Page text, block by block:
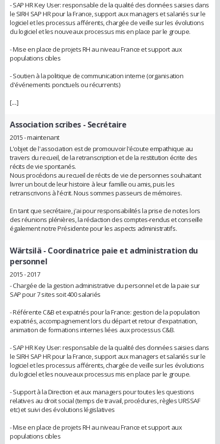
- SAP HR Key User: responsable de la qualité des données saisies dans
le SIRH SAP HR pour la France, support aux managers et salariés sur le
logiciel et les processus afférents, chargée de veille sur les évolutions
du logiciel et les nouveaux processus mis en place par le groupe.
- Mise en place de projets RH au niveau France et support aux
populations cibles
- Soutien à la politique de communication interne (organisation
d'événements ponctuels ou récurrents)
[....]
Association scribes - Secrétaire
2015 - maintenant
L'objet de l'association est de promouvoir l'écoute empathique au
travers du recueil, de la retranscription et de la restitution écrite des
récits de vie spontanés.
Nous procédons au recueil de récits de vie de personnes souhaitant
livrer un bout de leur histoire à leur famille ou amis, puis les
retranscrivons à l'écrit. Nous sommes passeurs de mémoires.
En tant que secrétaire, j'ai pour responsabilités la prise de notes lors
des réunions plénières, la rédaction des comptes-rendus et conseille
également notre Présidente pour les aspects administratifs.
Wärtsilä - Coordinatrice paie et administration du
personnel
2015 - 2017
- Chargée de la gestion administrative du personnel et de la paie sur
SAP pour 7 sites soit 400 salariés
- Référente C&B et expatriés pour la France: gestion de la population
expatriés, accompagnement lors du départ et retour d'expatriation,
animation de formations internes liées aux processus C&B.
- SAP HR Key User: responsable de la qualité des données saisies dans
le SIRH SAP HR pour la France, support aux managers et salariés sur le
logiciel et les processus afférents, chargée de veille sur les évolutions
du logiciel et les nouveaux processus mis en place par le groupe.
- Support à la Direction et aux managers pour toutes les questions
relatives au droit social (temps de travail, procédures, règles URSSAF
etc) et suivi des évolutions législatives
- Mise en place de projets RH au niveau France et support aux
populations cibles